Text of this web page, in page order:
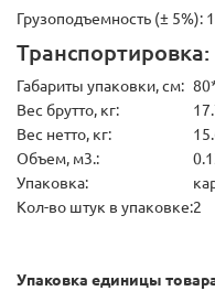
Грузоподъемность (± 5%):
Транспортировка:
Габариты упаковки, см:
Вес брутто, кг:
Вес нетто, кг:
Объем, м3.:
Упаковка:
Кол-во штук в упаковке:2
Упаковка единицы